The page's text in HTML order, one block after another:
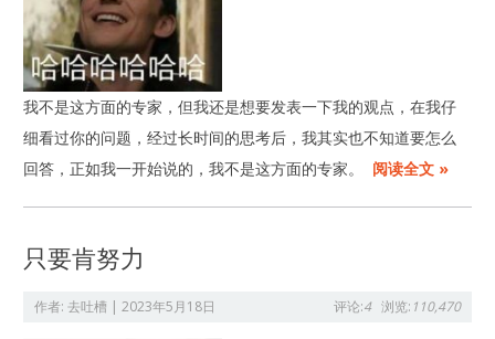
我不是这方面的专家，但我还是想要发表一下我的观点，在我仔
细看过你的问题，经过长时间的思考后，我其实也不知道要怎么
回答，正如我一开始说的，我不是这方面的专家。
阅读全文 »
只要肯努力
作者:去吐槽 |2023年5月18日 评论:4 浏览: 110,470